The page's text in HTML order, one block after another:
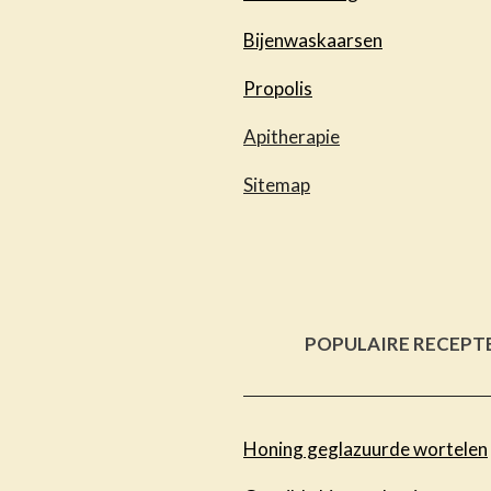
Bijenwaskaarsen
Propolis
Apitherapie
Sitemap
POPULAIRE
Honing geglazuurde wortelen